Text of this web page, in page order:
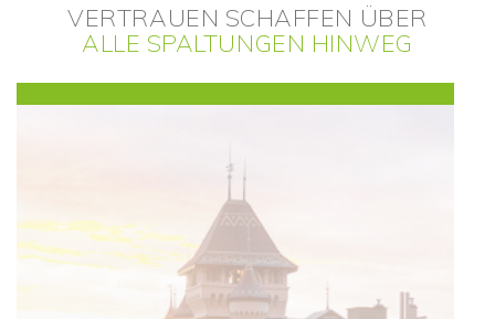
VERTRAUEN SCHAFFEN ÜBER
ALLE SPALTUNGEN HINWEG